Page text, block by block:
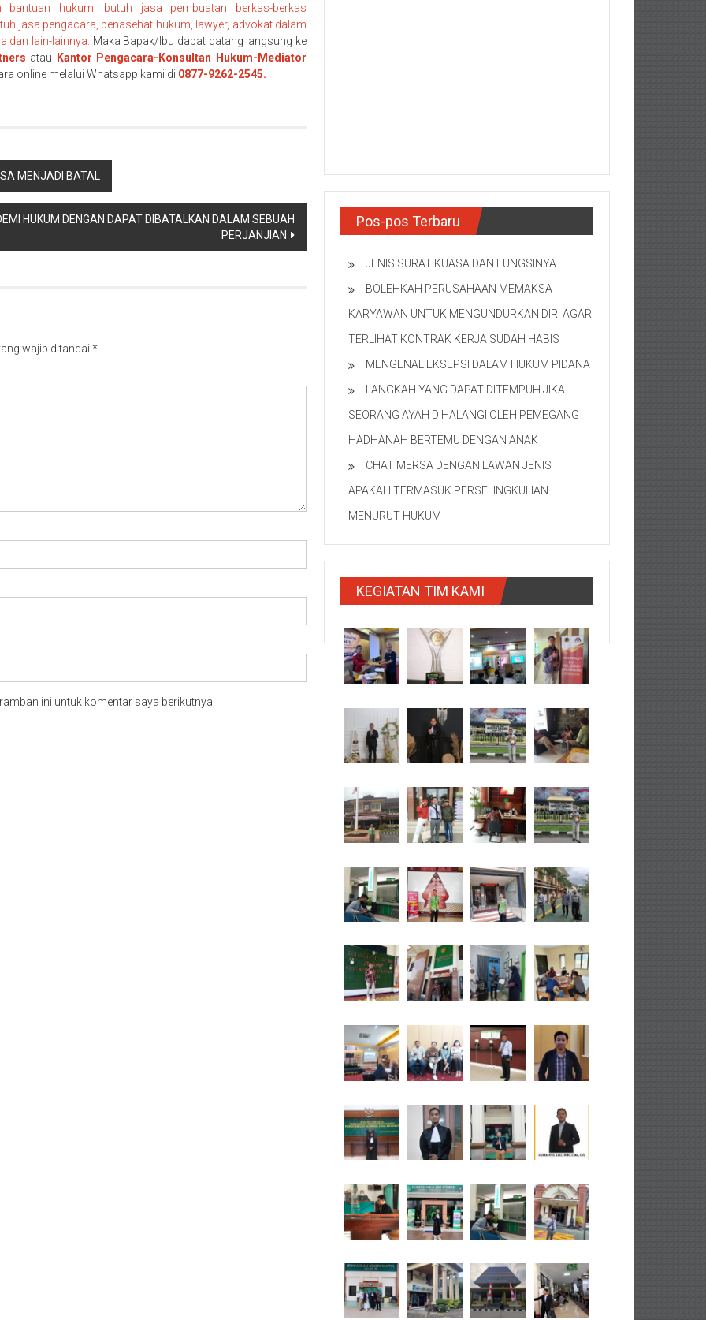
bantuan hukum, butuh jasa pembuatan berkas-berkas
jasa pengacara, penasehat hukum, lawyer, advokat dalam
dan lain-lainnya. Maka Bapak/Ibu dapat datang langsung ke
atau
Kantor Pengacara-Konsultan Hukum-Mediator
online melalui Whatsapp kami di 0877-9262-2545.
MENJADI BATAL
HUKUM DENGAN DAPAT DIBATALKAN DALAM SEBUAH
PERJANJIAN
wajib ditandai *
ini untuk komentar saya berikutnya.
Pos-pos Terbaru
JENIS SURAT KUASA DAN FUNGSINYA
BOLEHKAH PERUSAHAAN MEMAKSA
KARYAWAN UNTUK MENGUNDURKAN DIRI AGAR
TERLIHAT KONTRAK KERJA SUDAH HABIS
MENGENAL EKSEPSI DALAM HUKUM PIDANA
LANGKAH YANG DAPAT DITEMPUH JIKA
SEORANG AYAH DIHALANGI OLEH PEMEGANG
HADHANAH BERTEMU DENGAN ANAK
CHAT MERSA DENGAN LAWAN JENIS
APAKAH TERMASUK PERSELINGKUHAN
MENURUT HUKUM
KEGIATAN TIM KAMI